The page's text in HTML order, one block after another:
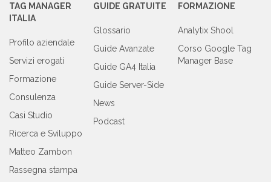
TAG MANAGER
ITALIA
Profilo aziendale
Servizi erogati
Formazione
Consulenza
Casi Studio
Ricerca e Sviluppo
Matteo Zambon
Rassegna stampa
GUIDE GRATUITE
Glossario
Guide Avanzate
Guide GA4 Italia
Guide Server-Side
News
Podcast
FORMAZIONE
Analytix Shool
Corso Google Tag
Manager Base